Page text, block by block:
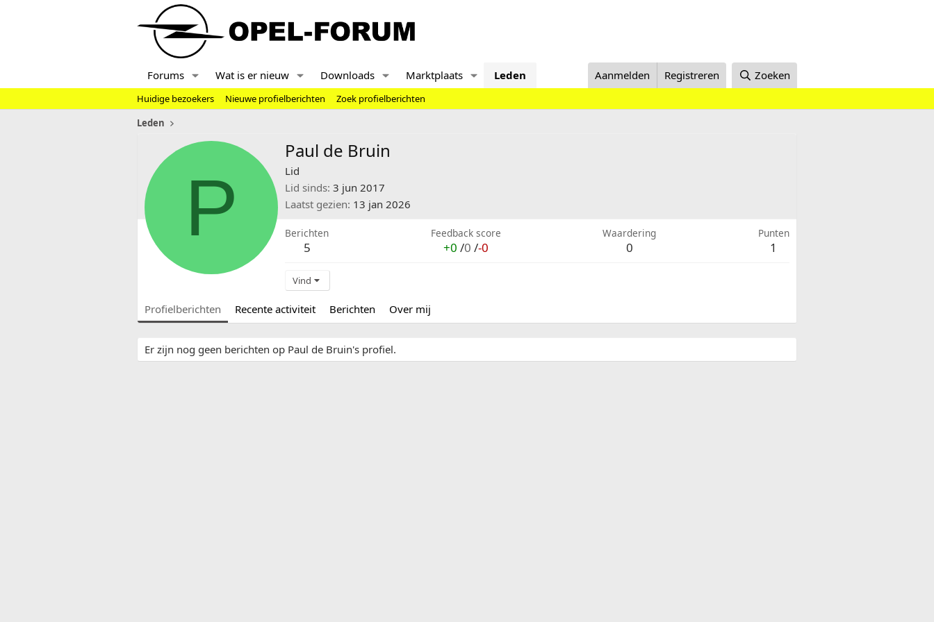
Forums Wat is er nieuw Downloads Marktplaats Leden Aanmelden Registreren Zoeken
Huidige bezoekers Nieuwe profielberichten
Zoek profielberichten
Leden
P
Paul de Bruin
Lid
Lid sinds 3 jun 2017
Laatst gezien 13 jan 2026
Berichten
5
Feedback score
+0 /0 /-0
Waardering
0
Punten
1
Vind
Profielberichten Recente activiteit Berichten Over mij
Er zijn nog geen berichten op Paul de Bruin's profiel.